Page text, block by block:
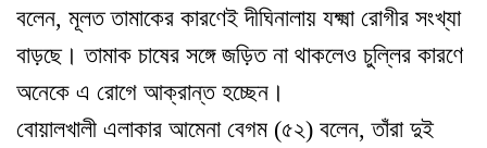
বলেন, মূলত তামাকের কারণেই দীঘিনালায় যক্ষ্মা রোগীর সংখ্যা
বাড়ছে। তামাক চাষের সঙ্গে জড়িত না থাকলেও চুল্লির কারণে
অনেকে এ রোগে আক্রান্ত হচ্ছেন।
বোয়ালখালী এলাকার আমেনা বেগম (৫২) বলেন, তাঁরা দুই